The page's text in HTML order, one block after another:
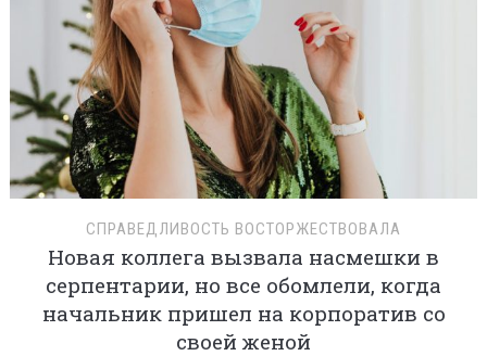
СПРАВЕДЛИВОСТЬ ВОСТОРЖЕСТВОВАЛА
Новая коллега вызвала насмешки в
серпентарии, но все обомлели, когда
начальник пришел на корпоратив со
своей женой